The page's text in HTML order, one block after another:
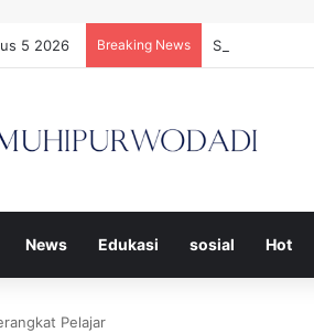
5 2026
Breaking News Strategi
News Edukasi sosial Hot
Pelajar